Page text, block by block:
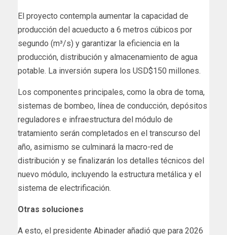
El proyecto contempla aumentar la capacidad de
producción del acueducto a 6 metros cúbicos por
segundo (m³/s) y garantizar la eficiencia en la
producción, distribución y almacenamiento de agua
potable. La inversión supera los USD$150 millones.
Los componentes principales, como la obra de toma,
sistemas de bombeo, línea de conducción, depósitos
reguladores e infraestructura del módulo de
tratamiento serán completados en el transcurso del
año, asimismo se culminará la macro-red de
distribución y se finalizarán los detalles técnicos del
nuevo módulo, incluyendo la estructura metálica y el
sistema de electrificación.
Otras soluciones
A esto, el presidente Abinader añadió que para 2026